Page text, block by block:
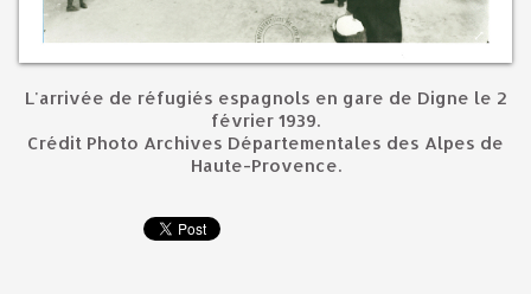
L'arrivée de réfugiés espagnols en gare de Digne le 2
février 1939.
Crédit Photo Archives Départementales des Alpes de
Haute-Provence.